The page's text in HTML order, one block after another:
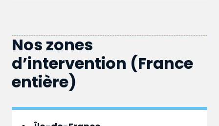
Nos zones
d’intervention (France
entière)